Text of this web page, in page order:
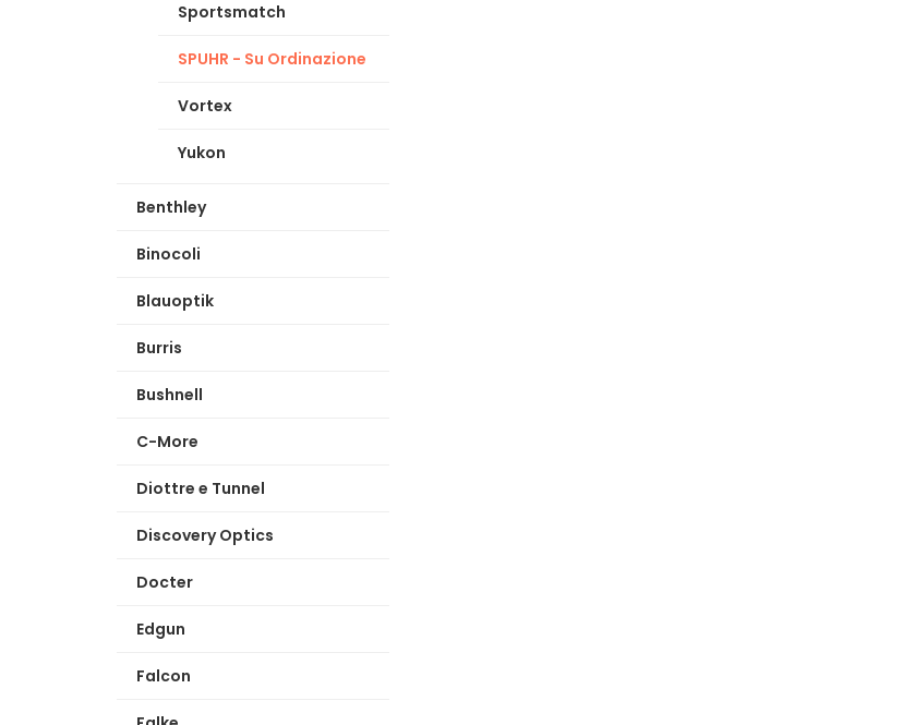
Sportsmatch
SPUHR - Su Ordinazione
Vortex
Yukon
Benthley
Binocoli
Blauoptik
Burris
Bushnell
C-More
Diottre e Tunnel
Discovery Optics
Docter
Edgun
Falcon